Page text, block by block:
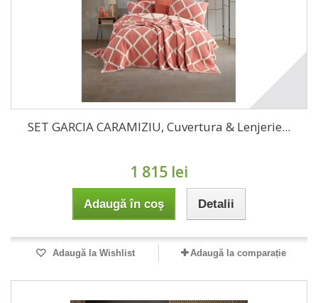
SET GARCIA CARAMIZIU, Cuvertura & Lenjerie...
1 815 lei
Adaugă în coş Detalii
Adaugă la Wishlist Adaugă la comparație